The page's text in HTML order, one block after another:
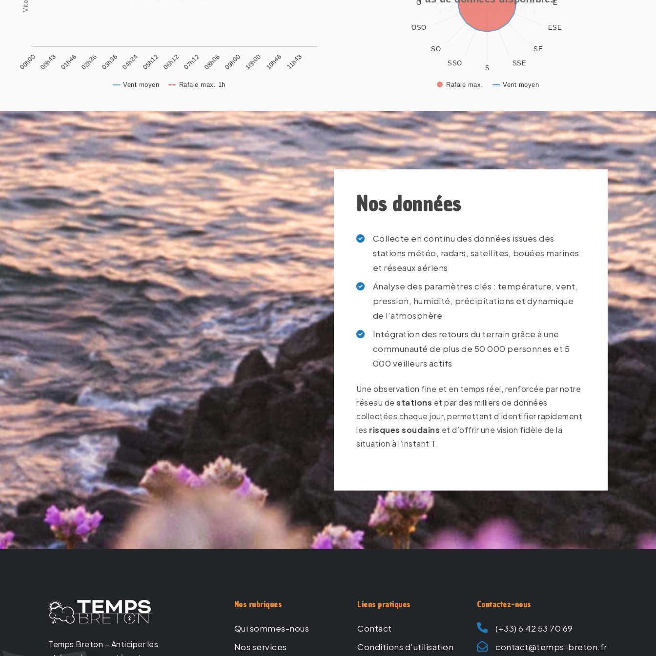
Vent moyen Rafale max. 1h
00h00 00h48 01h48 02h36 03h36 04h24 05h12 06h12 07h12 08h06 09h00 10h00 10h48 11h48
Rafale max. Vent moyen
E
ESE
SE
SSE
S
SSO
SO
OSO
O
Nos données
Collecte en continu des données issues des
stations météo, radars, satellites, bouées marines
et réseaux aériens
Analyse des paramètres clés : température, vent,
pression, humidité, précipitations et dynamique
de l’atmosphère
Intégration des retours du terrain grâce à une
communauté de plus de 50 000 personnes et 5
000 veilleurs actifs
Une observation fine et en temps réel, renforcée par notre
réseau destations et par des milliers de données
collectées chaque jour, permettant d’identifier rapidement
les risques soudains et d’offrir une vision fidèle de la
situation à l’instant T.
Temps Breton – Anticiper les
Nos rubriques
Qui sommes-nous
Nos services
Liens pratiques
Contact
Conditions d'utilisation
Contactez-nous
(+33) 6 42 53 70 69
contact@temps-breton.fr